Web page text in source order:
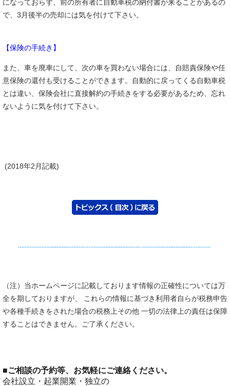
になっておらず、前の所有者に自動車税の納付書が来ることがあるの
で、3月後半の売却には気を付けて下さい。
【保険の手続き】
また、車を廃車にして、次の車を買わない場合には、自賠責保険や任
意保険の還付も受けることができます。自動的に戻ってくる自動車税
とは違い、保険会社に直接解約の手続きをする必要があるため、忘れ
ないように気を付けて下さい。
(2018年2月記載)
（注）当ホームページに記載しております情報の正確性については万
全を期しておりますが、 これらの情報に基づき利用者自らが税務申告
や各種手続きをされた場合の税務上その他 一切の法律上の責任は保障
することはできません。ご了承ください。
■ご相談の予約等、お気軽にご連絡ください。
会社設立・起業開業・独立の